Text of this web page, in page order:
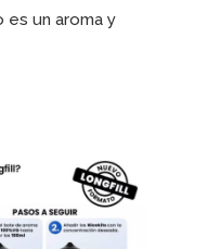
un aroma y